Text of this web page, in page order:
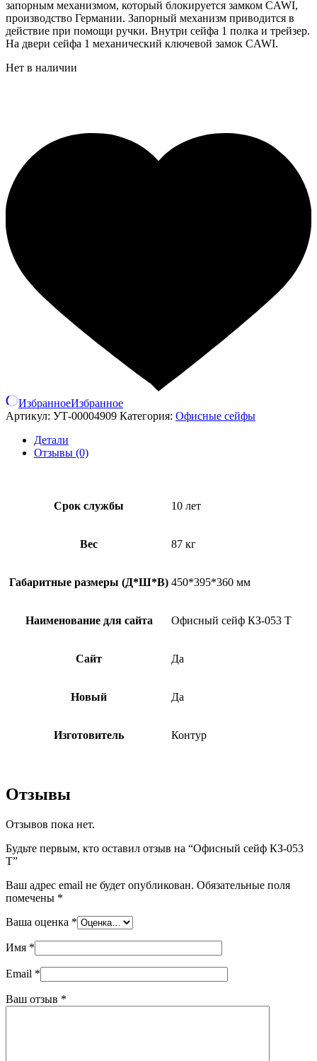
запорным механизмом, который блокируется замком CAWI,
производство Германии. Запорный механизм приводится в
действие при помощи ручки. Внутри сейфа 1 полка и трейзер.
На двери сейфа 1 механический ключевой замок CAWI.
Нет в наличии
ИзбранноеИзбранное
Артикул: УТ-00004909 Категория: Офисные сейфы
Детали
Отзывы (0)
Срок службы 10 лет
Вес 87 кг
Габаритные размеры (Д*Ш*В) 450*395*360 мм
Наименование для сайта Офисный сейф КЗ-053 Т
Сайт Да
Новый Да
Изготовитель Контур
Отзывы
Отзывов пока нет.
Будьте первым, кто оставил отзыв на “Офисный сейф КЗ-053
Т”
Ваш адрес email не будет опубликован. Обязательные поля
помечены *
Ваша оценка *
Имя *
Email *
Ваш отзыв *